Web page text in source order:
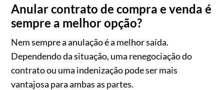
Anular contrato de compra e venda é
sempre a melhor opção?
Nem sempre a anulação é a melhor saída.
Dependendo da situação, uma renegociação do
contrato ou uma indenização pode ser mais
vantajosa para ambas as partes.